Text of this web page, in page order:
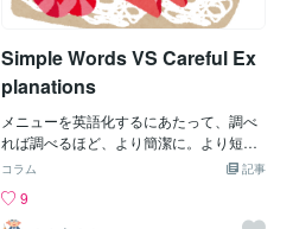
Simple Words VS Careful Ex
planations
メニューを英語化するにあたって、調べ
れば調べるほど、より簡潔に。より短い
言葉で表記する傾向にあることが解って
は Sashimiまぐろ なら Tuna もし
記事
コラム
9